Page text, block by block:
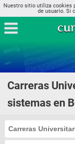
Nuestro sitio utiliza cookies
de usuario. Si
Carreras
sistemas en
Carreras